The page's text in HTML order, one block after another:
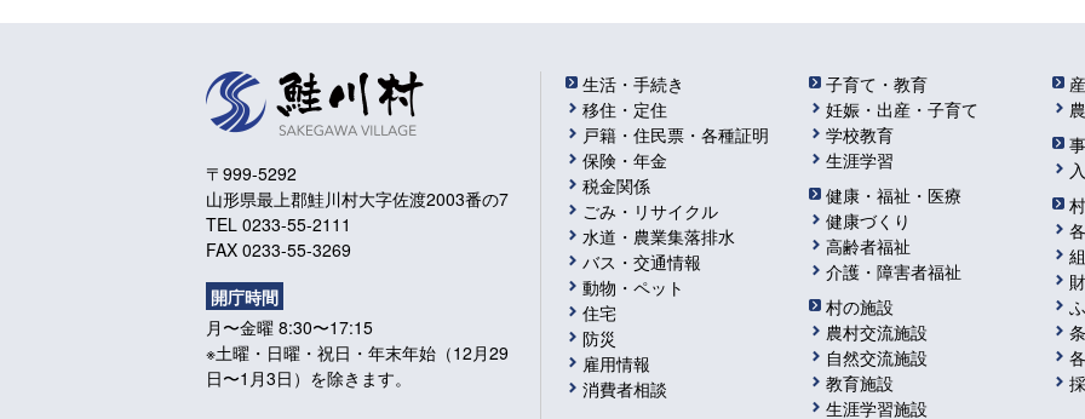
〒999-5292
山形県最上郡鮭川村大字佐渡2003番の7
TEL 0233-55-2111
FAX 0233-55-3269
開庁時間
月〜金曜 8:30〜17:15
※土曜・日曜・祝日・年末年始（12月29
日〜1月3日）を除きます。
生活・手続き
移住・定住
戸籍・住民票・各種証明
保険・年金
税金関係
ごみ・リサイクル
水道・農業集落排水
バス・交通情報
動物・ペット
住宅
防災
雇用情報
消費者相談
子育て・教育
妊娠・出産・子育て
学校教育
生涯学習
健康・福祉・医療
健康づくり
高齢者福祉
介護・障害者福祉
村の施設
農村交流施設
自然交流施設
教育施設
生涯学習施設